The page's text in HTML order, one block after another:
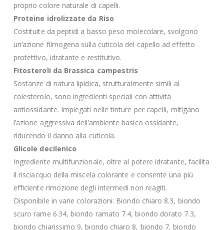
proprio colore naturale di capelli.
Proteine idrolizzate da Riso
Costituite da peptidi a basso peso molecolare, svolgono
un’azione filmogena sulla cuticola del capello ad effetto
protettivo, idratante e restitutivo.
Fitosteroli da Brassica campestris
Sostanze di natura lipidica, strutturalmente simili al
colesterolo, sono ingredienti speciali con attività
antiossidante. Impiegati nelle tinture per capelli, mitigano
l’azione aggressiva dell’ambiente basico ossidante,
riducendo il danno alla cuticola.
Glicole decilenico
Ingrediente multifunzionale, oltre al potere idratante, facilita
il risciacquo della miscela colorante e consente una più
efficiente rimozione degli intermedi non reagiti.
Disponibile in varie colorazioni: Biondo chiaro 8.3, biondo
scuro rame 6.34, biondo ramato 7.4, biondo dorato 7.3,
biondo chiarissimo 9, biondo chiaro 8, biondo 7, biondo